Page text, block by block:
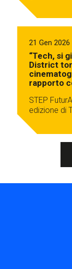
21 Gen 2026
“Tech, si
District
rapporto
STEP
edizione di